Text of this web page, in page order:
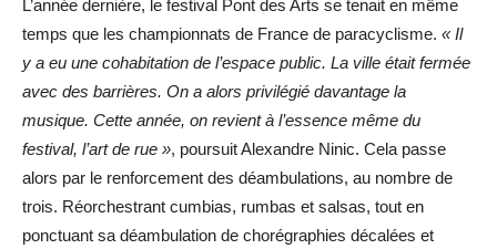
L’année dernière, le festival Pont des Arts se tenait en même
temps que les championnats de France de paracyclisme. « Il
y a eu une cohabitation de l’espace public. La ville était fermée
avec des barrières. On a alors privilégié davantage la
musique. Cette année, on revient à l’essence même du
festival, l’art de rue », poursuit Alexandre Ninic. Cela passe
alors par le renforcement des déambulations, au nombre de
trois. Réorchestrant cumbias, rumbas et salsas, tout en
ponctuant sa déambulation de chorégraphies décalées et